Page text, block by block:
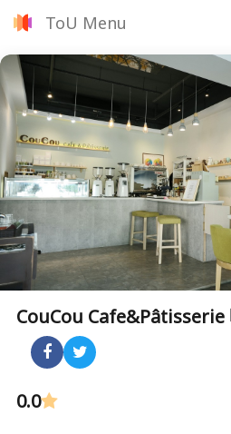
ToU Menu
CouCou Cafe&Pâtisserie
0.0